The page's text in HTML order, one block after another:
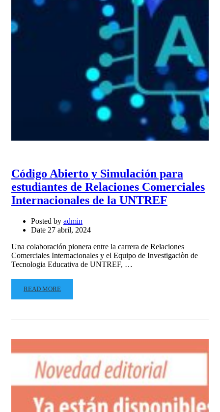
Código Abierto y Simulación para
estudiantes de Relaciones Comerciales
Internacionales de la UNTREF
Posted by admin
Date 27 abril, 2024
Una colaboración pionera entre la carrera de Relaciones
Comerciales Internacionales y el Equipo de Investigaciòn de
Tecnologia Educativa de UNTREF, …
READ MORE